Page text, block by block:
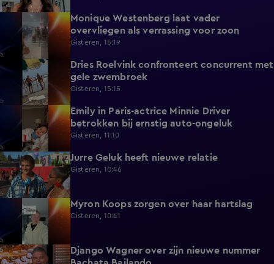
Monique Westenberg laat vader
overvliegen als verrassing voor zoon
Gisteren, 15:19
0:17
Dries Roelvink confronteert concurrent met
gele zwembroek
Gisteren, 15:15
Emily in Paris-actrice Minnie Driver
betrokken bij ernstig auto-ongeluk
Gisteren, 11:10
1:12 Jurre Geluk heeft nieuwe relatie
Gisteren, 10:46
Myron Koops zorgen over haar hartslag
Gisteren, 10:41
2:28
Django Wagner over zijn nieuwe nummer